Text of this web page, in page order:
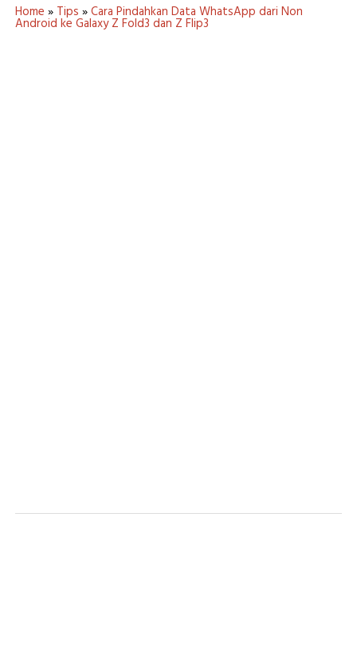
Home » Tips »Cara Pindahkan Data WhatsApp dari Non
Android ke Galaxy Z Fold3 dan Z Flip3